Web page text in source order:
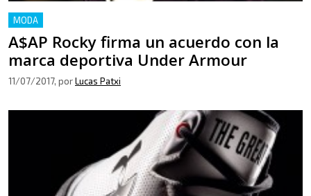
MODA
A$AP Rocky firma un acuerdo con la
marca deportiva Under Armour
11/07/2017, porLucas Patxi